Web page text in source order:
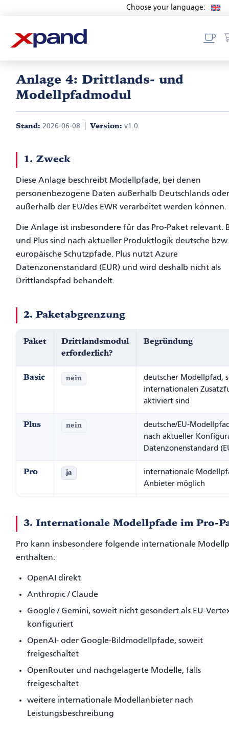
Choose your language:
Anlage 4: Drittlands- und
Modellpfadmodul
Stand: 2026-06-08 | Version: v1.0
1. Zweck
Diese Anlage beschreibt Modellpfade, bei denen
personenbezogene Daten außerhalb Deutschlands
außerhalb der EU/des EWR verarbeitet werden können.
Die Anlage ist insbesondere für das Pro-Paket relevant.
und Plus sind nach aktueller Produktlogik deutsche bzw.
europäische Schutzpfade. Plus nutzt Azure
Datenzonenstandard (EUR) und wird deshalb nicht als
Drittlandspfad behandelt.
2. Paketabgrenzung
Paket
Drittlandsmodul
erforderlich?
Begründung
Basic nein
deutscher Modellpfad,
internationalen
aktiviert sind
Plus nein
deutsche/EU-
nach aktueller
Datenzonenstandard
Pro ja
internationale
Anbieter möglich
3. Internationale Modellpfade im Pro-
Pro kann insbesondere folgende internationale
enthalten:
OpenAI direkt
Anthropic / Claude
Google / Gemini, soweit nicht gesondert als EU-
konfiguriert
OpenAI- oder Google-Bildmodellpfade, soweit
freigeschaltet
OpenRouter und nachgelagerte Modelle, falls
freigeschaltet
weitere internationale Modellanbieter nach
Leistungsbeschreibung